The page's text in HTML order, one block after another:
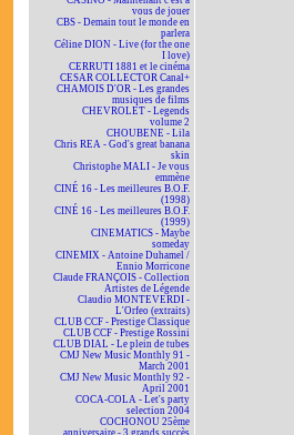
vous de jouer
CBS - Demain tout le monde en
parlera
Céline DION - Live (for the one
I love)
CERRUTI 1881 et le cinéma
CESAR COLLECTOR Canal+
CHAMOIS D'OR - Les grandes
musiques de films
CHEVROLET - Legends
volume 2
CHOUBENE - Lila
Chris REA - God's great banana
skin
Christophe MALI - Je vous
emmène
CINÉ 16 - Les meilleures B.O.F.
(1998)
CINÉ 16 - Les meilleures B.O.F.
(1999)
CINEMATICS - Maybe
someday
CINEMIX - Antoine Duhamel /
Ennio Morricone
Claude FRANÇOIS - Collection
Artistes de Légende
Claudio MONTEVERDI -
L'Orfeo (extraits)
CLUB CCF - Prestige Classique
CLUB CCF - Prestige Rossini
CLUB DIAL - Le plein de tubes
CMJ New Music Monthly 91 -
March 2001
CMJ New Music Monthly 92 -
April 2001
COCA-COLA - Let's party
selection 2004
COCHONOU 25ème
anniversaire - 3 grands succès